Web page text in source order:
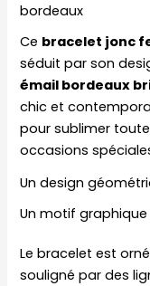
bordeaux
Ce bracelet jonc
séduit par son
émail bordeaux
chic et
pour sublimer
occasions
Un design
Un motif
Le bracelet est orné
souligné par des